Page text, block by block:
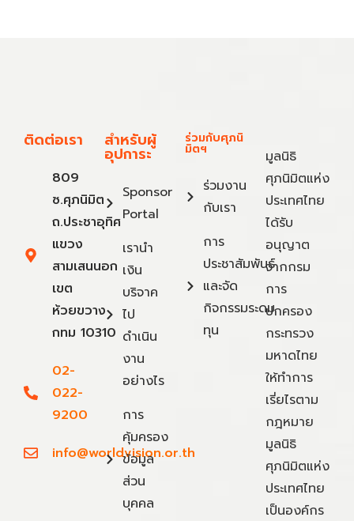
ติดต่อเรา
809
ซ.ศุภนิมิต
ถ.ประชาอุทิศ
แขวง
สามเสนนอก
เขต
ห้วยขวาง
กทม 10310
02-
022-
9200
info@worldvision.or.th
สำหรับผู้
อุปการะ
Sponsor
Portal
เรานำ
เงิน
บริจาค
ไป
ดำเนิน
งาน
อย่างไร
การ
คุ้มครอง
ข้อมูล
ส่วน
บุคคล
ร่วมกับศุภนิ
มิตฯ
ร่วมงาน
กับเรา
การ
ประชาสัมพันธ์
และจัด
กิจกรรมระดม
ทุน
มูลนิธิ
ศุภนิมิตแห่ง
ประเทศไทย
ได้รับ
อนุญาต
จากกรม
การ
ปกครอง
กระทรวง
มหาดไทย
ให้ทำการ
เรี่ยไรตาม
กฎหมาย
มูลนิธิ
ศุภนิมิตแห่ง
ประเทศไทย
เป็นองค์กร